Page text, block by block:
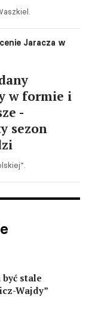
Jaracza w
w formie i
-
sezon
stale
Wajdy”